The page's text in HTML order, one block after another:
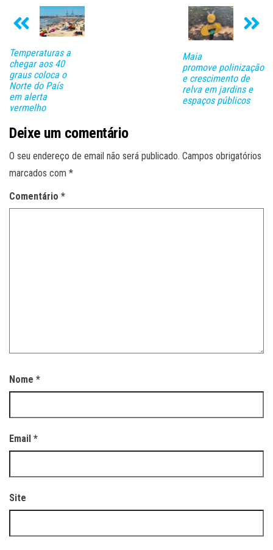
Temperaturas a
chegar aos 40
graus coloca o
Norte do País
em alerta
vermelho
Maia
promove polinização
e crescimento de
relva em jardins e
espaços públicos
Deixe um comentário
O seu endereço de email não será publicado. Campos obrigatórios
marcados com *
Comentário *
Nome *
Email *
Site